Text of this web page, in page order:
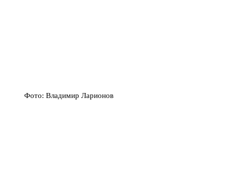
Фото: Владимир Ларионов